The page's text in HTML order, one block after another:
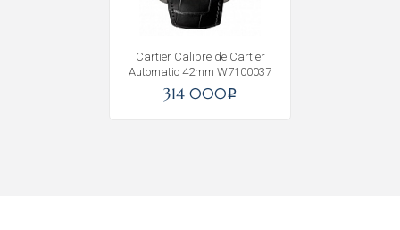
Cartier Calibre de Cartier
Automatic 42mm W7100037
314 000i